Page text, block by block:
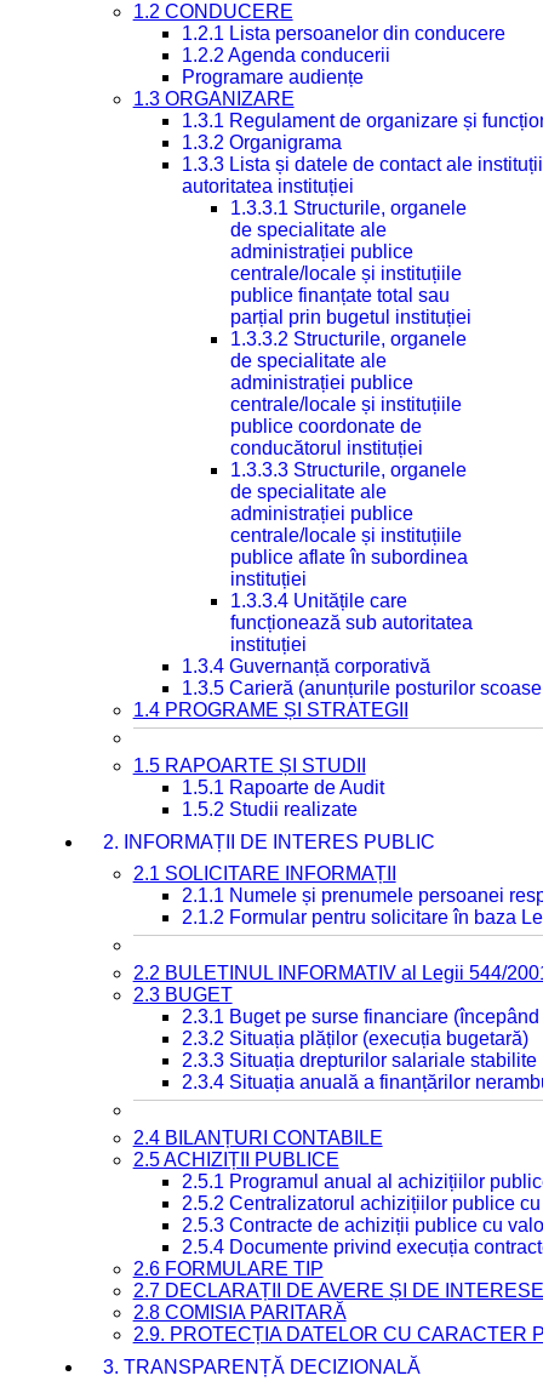
1.2 CONDUCERE
1.2.1 Lista persoanelor din conducere
1.2.2 Agenda conducerii
Programare audiențe
1.3 ORGANIZARE
1.3.1 Regulament de organizare și
1.3.2 Organigrama
1.3.3 Lista și datele de contact ale
autoritatea instituției
1.3.3.1 Structurile, organele
de specialitate ale
administrației publice
centrale/locale și instituțiile
publice finanțate total sau
parțial prin bugetul instituției
1.3.3.2 Structurile, organele
de specialitate ale
administrației publice
centrale/locale și instituțiile
publice coordonate de
conducătorul instituției
1.3.3.3 Structurile, organele
de specialitate ale
administrației publice
centrale/locale și instituțiile
publice aflate în subordinea
instituției
1.3.3.4 Unitățile care
funcționează sub autoritatea
instituției
1.3.4 Guvernanță corporativă
1.3.5 Carieră (anunțurile posturilor
1.4 PROGRAME ȘI STRATEGII
1.5 RAPOARTE ȘI STUDII
1.5.1 Rapoarte de Audit
1.5.2 Studii realizate
2. INFORMAȚII DE INTERES PUBLIC
2.1 SOLICITARE INFORMAȚII
2.1.1 Numele și prenumele persoanei
2.1.2 Formular pentru solicitare în baza
2.2 BULETINUL INFORMATIV al Legii 544/
2.3 BUGET
2.3.1 Buget pe surse financiare
2.3.2 Situația plăților (execuția bugetară)
2.3.3 Situația drepturilor salariale
2.3.4 Situația anuală a finanțărilor
2.4 BILANȚURI CONTABILE
2.5 ACHIZIȚII PUBLICE
2.5.1 Programul anual al achizițiilor
2.5.2 Centralizatorul achizițiilor publice
2.5.3 Contracte de achiziții publice cu
2.5.4 Documente privind execuția
2.6 FORMULARE TIP
2.7 DECLARAȚII DE AVERE ȘI DE INTERESE
2.8 COMISIA PARITARĂ
2.9. PROTECȚIA DATELOR CU CARACTER
3. TRANSPARENȚĂ DECIZIONALĂ